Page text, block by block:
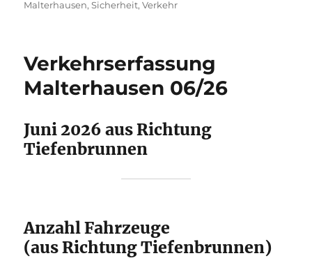
am
Malterhausen,Sicherheit,Verkehr
Verkehrserfassung
Malterhausen 06/26
Juni 2026 aus Richtung
Tiefenbrunnen
Anzahl Fahrzeuge
(aus Richtung Tiefenbrunnen)